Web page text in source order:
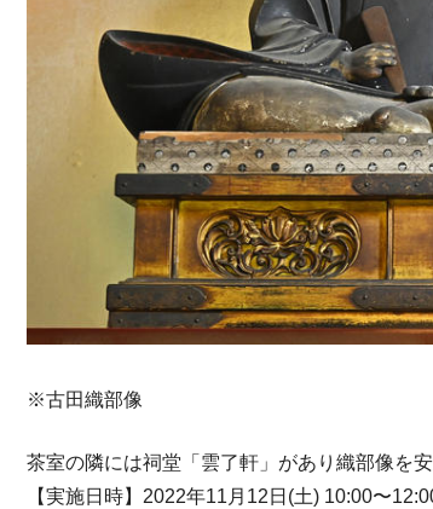
※古田織部像
茶室の隣には祠堂「雲了軒」があり織部像を安
【実施日時】2022年11月12日(土) 10:00〜